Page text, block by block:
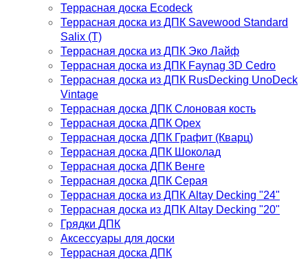
Террасная доска Ecodeck
Террасная доска из ДПК Savewood Standard
Salix (T)
Террасная доска из ДПК Эко Лайф
Террасная доска из ДПК Faynag 3D Cedro
Террасная доска из ДПК RusDecking UnoDeck
Vintage
Террасная доска ДПК Слоновая кость
Террасная доска ДПК Орех
Террасная доска ДПК Графит (Кварц)
Террасная доска ДПК Шоколад
Террасная доска ДПК Венге
Террасная доска ДПК Серая
Террасная доска из ДПК Altay Decking "24"
Террасная доска из ДПК Altay Decking "20"
Грядки ДПК
Аксессуары для доски
Террасная доска ДПК